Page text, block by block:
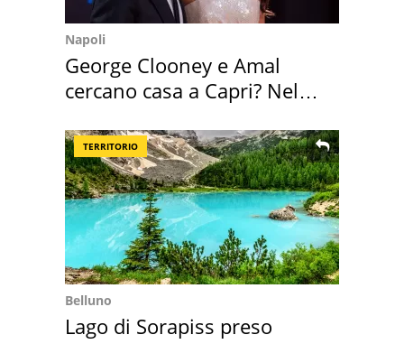
Napoli
George Clooney e Amal
cercano casa a Capri? Nel
TERRITORIO
Belluno
Lago di Sorapiss preso